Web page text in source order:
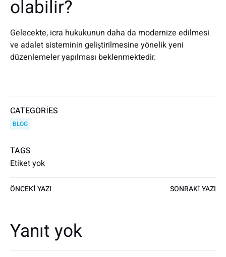
olabilir?
Gelecekte, icra hukukunun daha da modernize edilmesi
ve adalet sisteminin geliştirilmesine yönelik yeni
düzenlemeler yapılması beklenmektedir.
CATEGORIES
BLOG
TAGS
Etiket yok
Yazı
dolaşımı
ÖNCEKI YAZI SONRAKI YAZI
Yanıt yok